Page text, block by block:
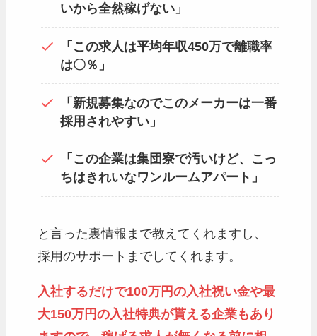
いから全然稼げない」
「この求人は平均年収450万で離職率
は〇％」
「新規募集なのでこのメーカーは一番
採用されやすい」
「この企業は集団寮で汚いけど、こっ
ちはきれいなワンルームアパート」
と言った裏情報まで教えてくれますし、
採用のサポートまでしてくれます。
入社するだけで100万円の入社祝い金や最
大150万円の入社特典が貰える企業もあり